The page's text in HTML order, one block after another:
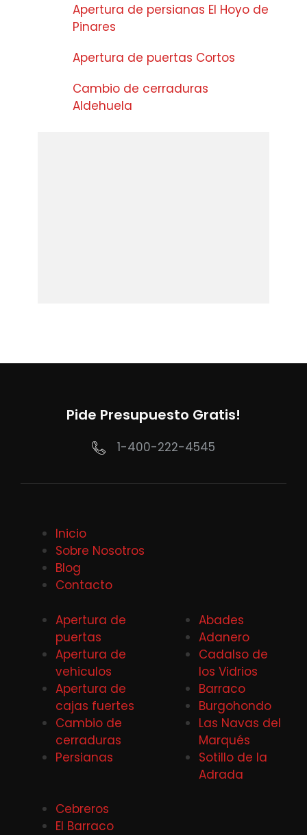
Apertura de persianas El Hoyo de
Pinares
Apertura de puertas Cortos
Cambio de cerraduras
Aldehuela
Pide Presupuesto Gratis!
1-400-222-4545
Inicio
Sobre Nosotros
Blog
Contacto
Apertura de
puertas
Apertura de
vehiculos
Apertura de
cajas fuertes
Cambio de
cerraduras
Persianas
Abades
Adanero
Cadalso de
los Vidrios
Barraco
Burgohondo
Las Navas del
Marqués
Sotillo de la
Adrada
Cebreros
El Barraco